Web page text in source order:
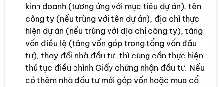
kinh doanh (tương ứng với mục tiêu dự án), tên
công ty (nếu trùng với tên dự án), địa chỉ thực
hiện dự án (nếu trùng với địa chỉ công ty), tăng
vốn điều lệ (tăng vốn góp trong tổng vốn đầu
tư), thay đổi nhà đầu tư, thì cũng cần thực hiện
thủ tục điều chỉnh Giấy chứng nhận đầu tư. Nếu
có thêm nhà đầu tư mới góp vốn hoặc mua cổ